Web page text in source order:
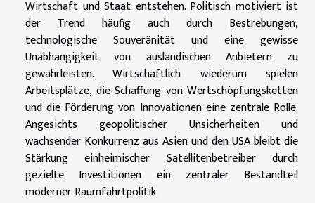
Wirtschaft und Staat entstehen. Politisch motiviert ist
der Trend häufig auch durch Bestrebungen,
technologische Souveränität und eine gewisse
Unabhängigkeit von ausländischen Anbietern zu
gewährleisten. Wirtschaftlich wiederum spielen
Arbeitsplätze, die Schaffung von Wertschöpfungsketten
und die Förderung von Innovationen eine zentrale Rolle.
Angesichts geopolitischer Unsicherheiten und
wachsender Konkurrenz aus Asien und den USA bleibt die
Stärkung einheimischer Satellitenbetreiber durch
gezielte Investitionen ein zentraler Bestandteil
moderner Raumfahrtpolitik.